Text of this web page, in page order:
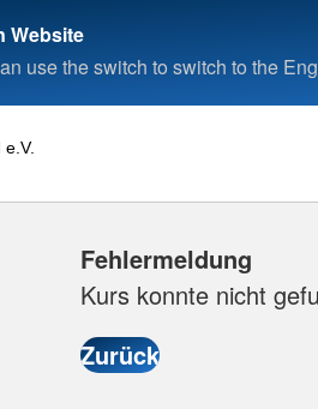
Website
use the switch to switch to the
e.V.
Fehlermeldung
Kurs konnte nicht